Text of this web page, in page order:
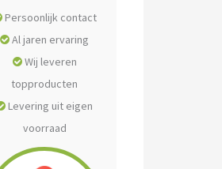
Persoonlijk contact
Al jaren ervaring
Wij leveren
topproducten
Levering uit eigen
voorraad